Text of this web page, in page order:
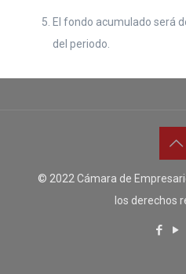
El fondo acumulado será
del periodo.
© 2022 Cámara de
los derechos